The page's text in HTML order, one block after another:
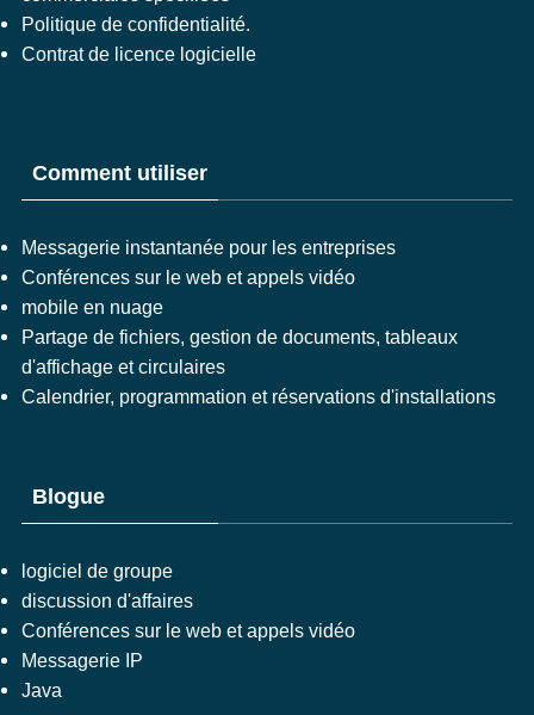
Politique de confidentialité.
Contrat de licence logicielle
Comment utiliser
Messagerie instantanée pour les entreprises
Conférences sur le web et appels vidéo
mobile en nuage
Partage de fichiers, gestion de documents, tableaux
d'affichage et circulaires
Calendrier, programmation et réservations d'installations
Blogue
logiciel de groupe
discussion d'affaires
Conférences sur le web et appels vidéo
Messagerie IP
Java